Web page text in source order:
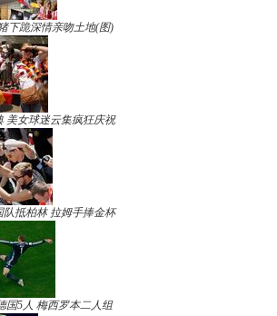
下跪深情亲吻土地(图)
美女球迷云集疯狂庆祝
抵柏林 拉姆手捧金杯
国5人 梅西罗本二人组